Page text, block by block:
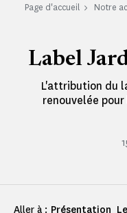
Page d'accueil Notre
Label
L'attribution du
renouvelée
Aller à : Présentation